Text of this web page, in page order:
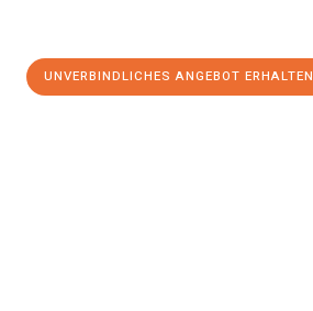
UNVERBINDLICHES ANGEBOT ERHALTEN